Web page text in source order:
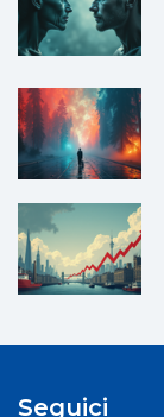
Seguici